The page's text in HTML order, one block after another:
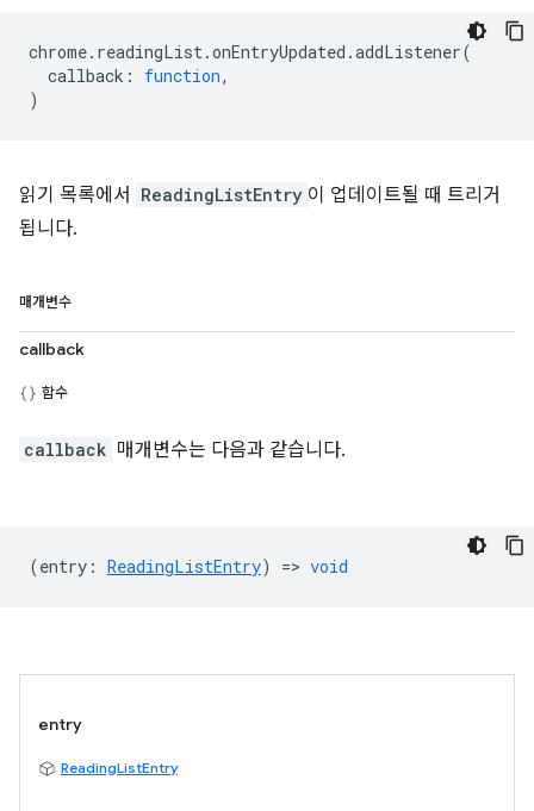
chrome. readingList .onEntryUpdated .addListener(
callback : function,
)
읽기 목록에서 ReadingListEntry 이 업데이트될 때 트리거
됩니다.
매개변수
callback
함수
callback 매개변수는 다음과 같습니다.
(entry : ReadingListEntry) => void
entry
ReadingListEntry